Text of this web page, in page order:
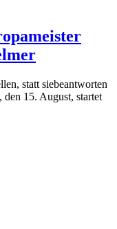
statt siebeantworten
15. August, startet